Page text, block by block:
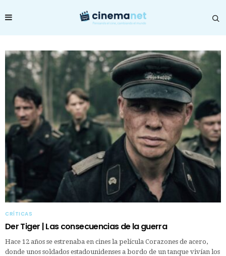
CRÍTICAS
Der Tiger | Las consecuencias de la guerra
Hace 12 años se estrenaba en cines la película Corazones de acero,
donde unos soldados estadounidenses a bordo de un tanque vivían los